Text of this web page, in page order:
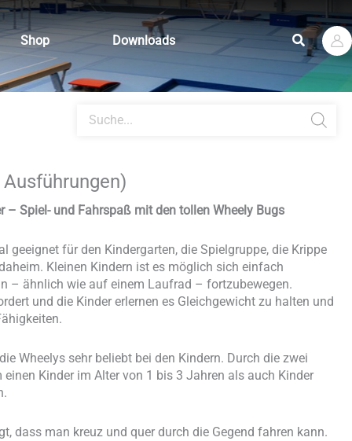
Shop Downloads Suchen
search
Spiel- und Fahrspaß mit den tollen Wheely Bugs
geeignet für den Kindergarten, die Spielgruppe, die Krippe
Kleinen Kindern ist es möglich sich einfach
– ähnlich wie auf einem Laufrad – fortzubewegen.
und die Kinder erlernen es Gleichgewicht zu halten und
Wheelys sehr beliebt bei den Kindern. Durch die zwei
Kinder im Alter von 1 bis 3 Jahren als auch Kinder
dass man kreuz und quer durch die Gegend fahren kann.